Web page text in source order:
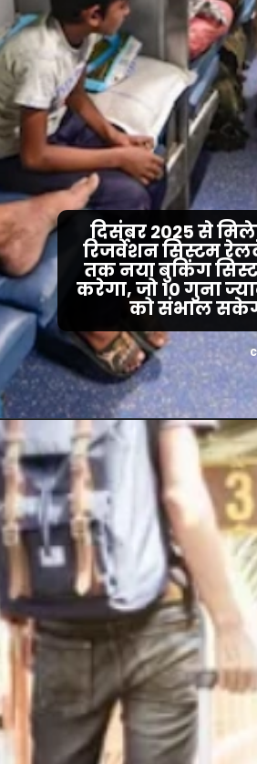
दिसंबर 2025 से
रिजर्वेशन सिस्टम
तक नया बुकिंग
करेगा, जो 10 गुना
को संभाल